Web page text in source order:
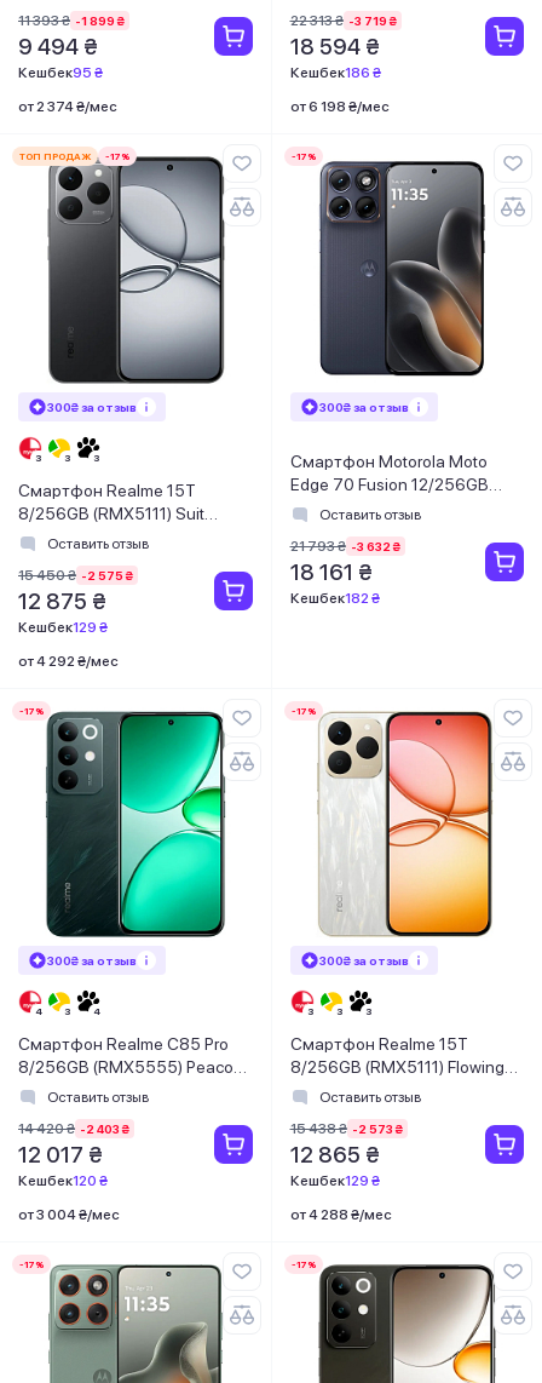
11 393 ₴ -1 899 ₴
9 494 ₴
Кешбек95 ₴
от 2 374 ₴/мес
22 313 ₴ -3 719 ₴
18 594 ₴
Кешбек186 ₴
от 6 198 ₴/мес
ТОП ПРОДАЖ -17%
300₴ за отзыв
Смартфон Realme 15T
8/256GB (RMX5111) Suit
TitaniumОставить отзыв
15 450 ₴ -2 575 ₴
12 875 ₴
Кешбек129 ₴
от 4 292 ₴/мес
-17%
300₴ за отзыв
Смартфон Motorola Moto
Edge 70 Fusion 12/256GB
Silhouette (PBBE0042UA)
Оставить отзыв
21 793 ₴ -3 632 ₴
18 161 ₴
Кешбек182 ₴
-17%
300₴ за отзыв
Смартфон Realme C85 Pro
8/256GB (RMX5555) Peacock
GreenОставить отзыв
14 420 ₴ -2 403 ₴
12 017 ₴
Кешбек120 ₴
от 3 004 ₴/мес
-17%
300₴ за отзыв
Смартфон Realme 15T
8/256GB (RMX5111) Flowing
SilverОставить отзыв
15 438 ₴ -2 573 ₴
12 865 ₴
Кешбек129 ₴
от 4 288 ₴/мес
-17% -17%